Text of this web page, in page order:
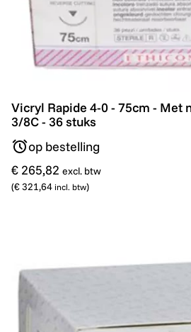
Vicryl Rapide 4-0 - 75cm - Met
Vicryl Rapide 4-0 - 75cm - Met
3/8C - 36 stuks
op bestelling
€ 265,82 excl. btw
(€ 321,64 incl. btw)